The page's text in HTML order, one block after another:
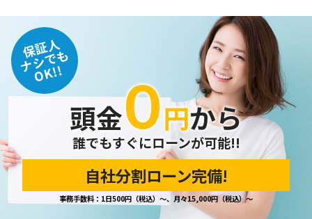
保証人
ナシでも
OK!!
頭金０円から
誰でもすぐにローンが可能!!
自社分割ローン完備!
事務手数料：1日500円（税込）～、月々15,000円（税込）～